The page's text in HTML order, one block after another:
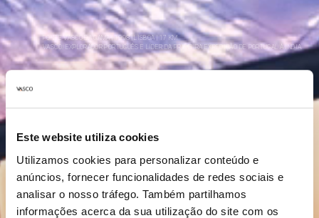
Este website utiliza cookies
Utilizamos cookies para personalizar conteúdo e
anúncios, fornecer funcionalidades de redes sociais e
analisar o nosso tráfego. Também partilhamos
informações acerca da sua utilização do site com os
PONTE VASCO DA GAMA | 1998 | LISBOA | 17 KM
VASCO. EXPLORADOR PORTUGUÊS E LÍDER DA PRIMEIRA EXPEDIÇÃO DE PORTUGAL À ÍNDIA.